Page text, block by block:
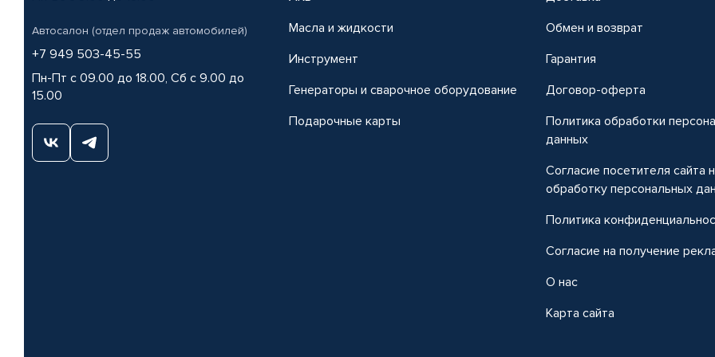
Автосалон (отдел продаж автомобилей)
+7 949 503-45-55
Пн-Пт с 09.00 до 18.00, Сб с 9.00 до
15.00
Масла и жидкости
Инструмент
Генераторы и сварочное оборудование
Подарочные карты
Обмен и возврат
Гарантия
Договор-оферта
Политика обработки
данных
Согласие посетителя сайта
обработку персональных
Политика
Согласие на получение
О нас
Карта сайта